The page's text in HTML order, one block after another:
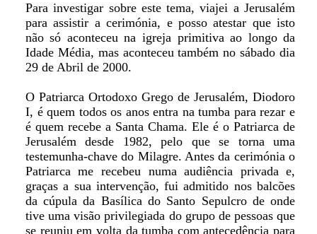
Para investigar sobre este tema, viajei a Jerusalém
para assistir a cerimónia, e posso atestar que isto
não só aconteceu na igreja primitiva ao longo da
Idade Média, mas aconteceu também no sábado dia
29 de Abril de 2000.
O Patriarca Ortodoxo Grego de Jerusalém, Diodoro
I, é quem todos os anos entra na tumba para rezar e
é quem recebe a Santa Chama. Ele é o Patriarca de
Jerusalém desde 1982, pelo que se torna uma
testemunha-chave do Milagre. Antes da cerimónia o
Patriarca me recebeu numa audiência privada e,
graças a sua intervenção, fui admitido nos balcões
da cúpula da Basílica do Santo Sepulcro de onde
tive uma visão privilegiada do grupo de pessoas que
se reuniu em volta da tumba com antecedência para